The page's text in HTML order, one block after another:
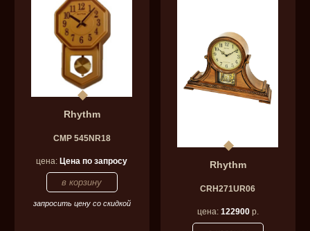
Rhythm
CMP 545NR18
цена: Цена по запросу
запросить цену со скидкой
Rhythm
CRH271UR06
цена: 122900р.